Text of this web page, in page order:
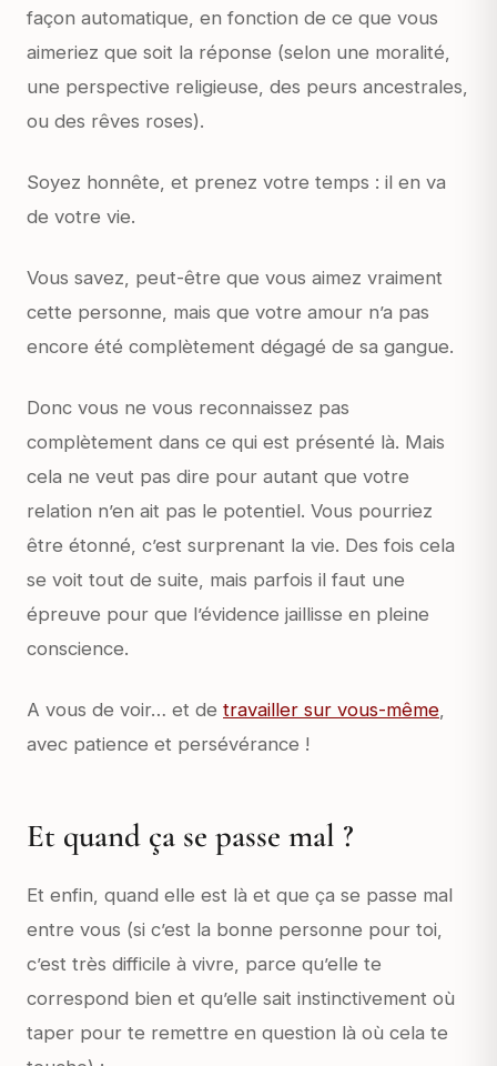
façon automatique, en fonction de ce que vous
aimeriez que soit la réponse (selon une moralité,
une perspective religieuse, des peurs ancestrales,
ou des rêves roses).
Soyez honnête, et prenez votre temps : il en va
de votre vie.
Vous savez, peut-être que vous aimez vraiment
cette personne, mais que votre amour n’a pas
encore été complètement dégagé de sa gangue.
Donc vous ne vous reconnaissez pas
complètement dans ce qui est présenté là. Mais
cela ne veut pas dire pour autant que votre
relation n’en ait pas le potentiel. Vous pourriez
être étonné, c’est surprenant la vie. Des fois cela
se voit tout de suite, mais parfois il faut une
épreuve pour que l’évidence jaillisse en pleine
conscience.
A vous de voir… et de travailler sur vous-même,
avec patience et persévérance !
Et quand ça se passe mal ?
Et enfin, quand elle est là et que ça se passe mal
entre vous (si c’est la bonne personne pour toi,
c’est très difficile à vivre, parce qu’elle te
correspond bien et qu’elle sait instinctivement où
taper pour te remettre en question là où cela te